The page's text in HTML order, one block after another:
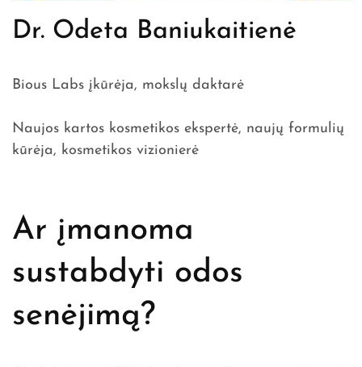
Dr. Odeta Baniukaitienė
Bious Labs įkūrėja, mokslų daktarė
Naujos kartos kosmetikos ekspertė, naujų formulių
kūrėja, kosmetikos vizionierė
Ar įmanoma
sustabdyti odos
senėjimą?